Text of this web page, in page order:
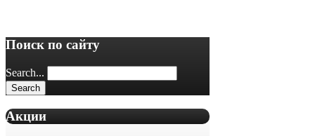
Поиск по сайту
Search...
Акции